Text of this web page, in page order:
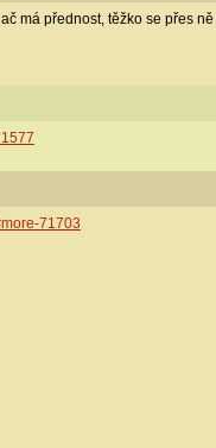
má přednost, těžko se přes
71703